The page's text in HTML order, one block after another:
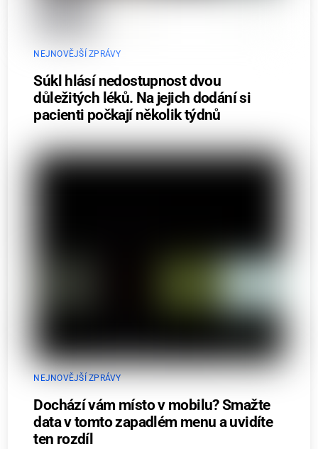
NEJNOVĚJŠÍ ZPRÁVY
Súkl hlásí nedostupnost dvou
důležitých léků. Na jejich dodání si
pacienti počkají několik týdnů
NEJNOVĚJŠÍ ZPRÁVY
Dochází vám místo v mobilu? Smažte
data v tomto zapadlém menu a uvidíte
ten rozdíl